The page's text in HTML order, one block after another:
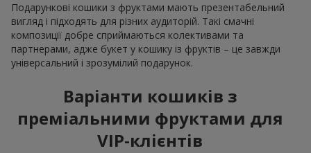
Подарункові кошики з фруктами мають презентабельний
вигляд і підходять для різних аудиторій. Такі смачні
композиції добре сприймаються колективами та
партнерами, адже букет у кошику із фруктів – це завжди
універсальний і зрозумілий подарунок.
Варіанти кошиків з
преміальними фруктами для
VIP-клієнтів